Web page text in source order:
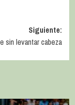
Siguiente:
sin levantar cabeza